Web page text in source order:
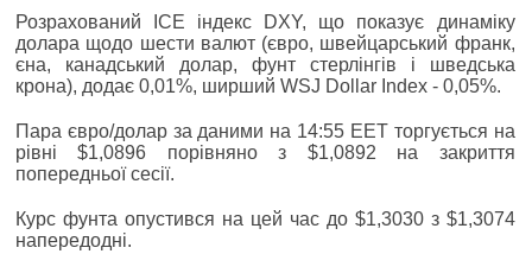
Розрахований ICE індекс DXY, що показує динаміку
долара щодо шести валют (євро, швейцарський франк,
єна, канадський долар, фунт стерлінгів і шведська
крона), додає 0,01%, ширший WSJ Dollar Index - 0,05%.
Пара євро/долар за даними на 14:55 EET торгується на
рівні $1,0896 порівняно з $1,0892 на закриття
попередньої сесії.
Курс фунта опустився на цей час до $1,3030 з $1,3074
напередодні.